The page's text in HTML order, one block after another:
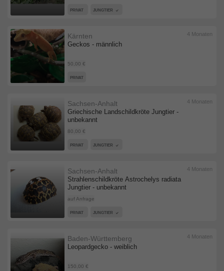
PRIVAT JUNGTIER
Geckos - männlich
Kärnten
50,00 €
4 Monaten
PRIVAT
Griechische Landschildkröte Jungtier -
unbekannt
Sachsen-Anhalt
80,00 €
4 Monaten
PRIVAT JUNGTIER
Strahlenschildkröte Astrochelys radiata
Jungtier - unbekannt
Sachsen-Anhalt
auf Anfrage
4 Monaten
PRIVAT JUNGTIER
Leopardgecko - weiblich
Baden-Württemberg
150,00 €
4 Monaten